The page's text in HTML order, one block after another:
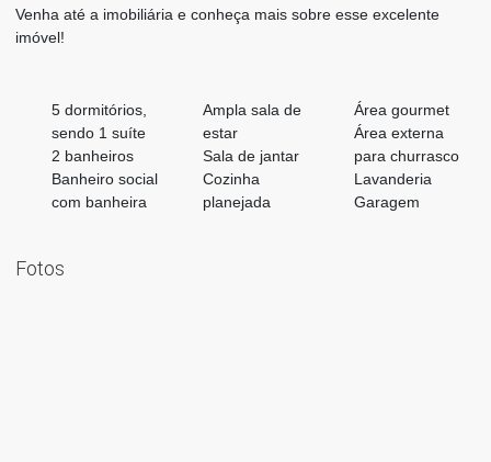
Venha até a imobiliária e conheça mais sobre esse excelente
imóvel!
5 dormitórios,
sendo 1 suíte
2 banheiros
Banheiro social
com banheira
Ampla sala de
estar
Sala de jantar
Cozinha
planejada
Área gourmet
Área externa
para churrasco
Lavanderia
Garagem
Fotos